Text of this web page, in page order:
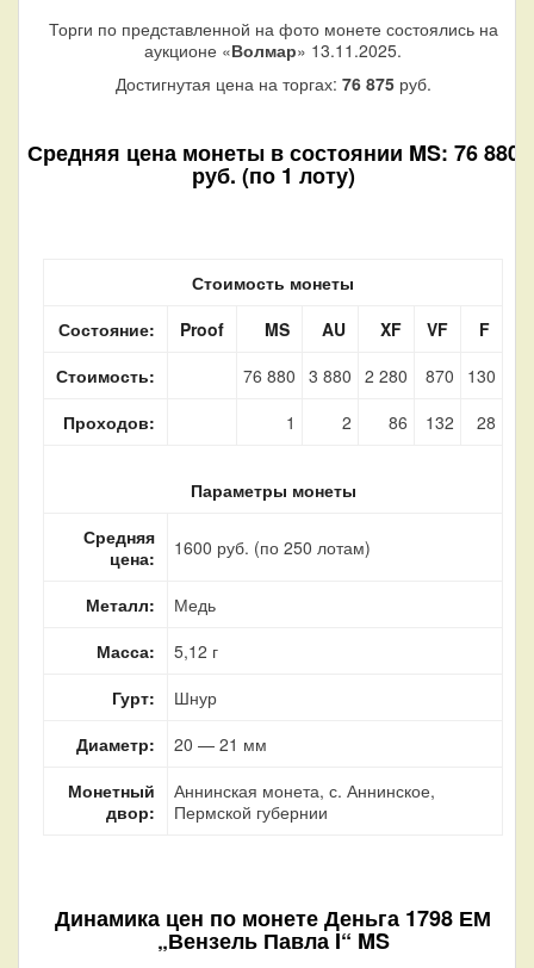
Торги по представленной на фото монете состоялись на
аукционе «Волмар» 13.11.2025.
Достигнутая цена на торгах: 76 875руб.
Средняя цена монеты в состоянии MS: 76 880
руб. (по 1 лоту)
Стоимость монеты
Состояние:
Proof MS AU XF VF
F
Стоимость:
76 880 3 880 2 280 870
130
Проходов:
1 2 86 132 28
Параметры монеты
Средняя
цена:
1600 руб. (по 250 лотам)
Металл:
Медь
Масса:
5,12 г
Гурт:
Шнур
Диаметр:
20 — 21 мм
Монетный
двор:
Аннинская монета, с. Аннинское,
Пермской губернии
Динамика цен по монетеДеньга 1798 ЕМ
„Вензель Павла I“ MS